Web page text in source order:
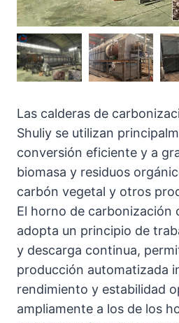
Las calderas de
Shuliy se utilizan
conversión eficiente y a
biomasa y residuos
carbón vegetal y otros
El horno de carbonización
adopta un principio de
y descarga continua,
producción automatizada
rendimiento y estabilidad
ampliamente a los de los